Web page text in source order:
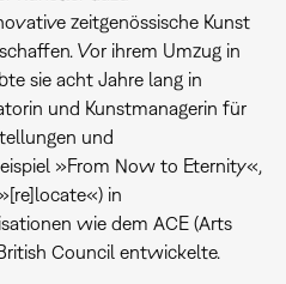
zeitgenössische Kunst
Vor ihrem Umzug in
sie acht Jahre lang in
und Kunstmanagerin für
und
»From Now to Eternity«,
in
wie dem ACE (Arts
Council entwickelte.